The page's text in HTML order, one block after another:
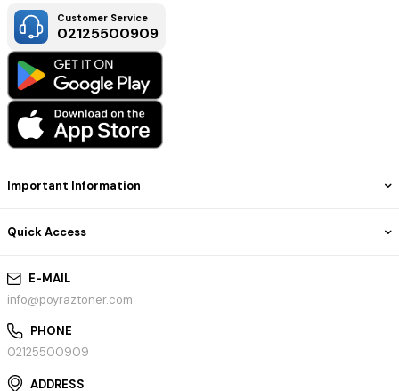
E-MAIL
info@poyraztoner.com
PHONE
02125500909
ADDRESS
Important Information
Quick Access
Customer Service
02125500909